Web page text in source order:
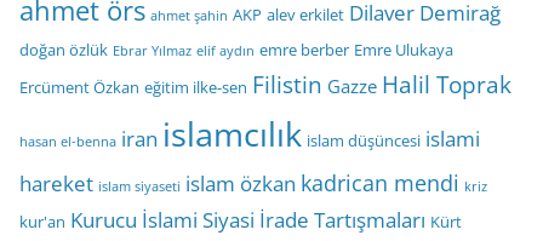
ahmet örs ahmet şahin AKP alev erkilet Dilaver Demirağ
doğan özlük Ebrar Yılmaz elif aydın emre berber Emre Ulukaya
Ercüment Özkan eğitim ilke-sen Filistin Gazze Halil Toprak
hasan el-benna iran islamcılık islam düşüncesi islami
hareket islam siyaseti islam özkan kadrican mendi kriz
kur'an Kurucu İslami Siyasi İrade Tartışmaları Kürt